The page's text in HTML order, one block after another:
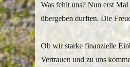
Was fehlt uns? Nun erst
übergeben durften. Die
Ob wir starke finanzielle
Vertrauen und zu uns